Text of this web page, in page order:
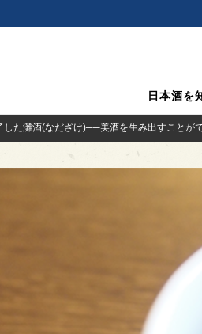
日本酒を
した灘酒(なだざけ)──美酒を生み出すことが